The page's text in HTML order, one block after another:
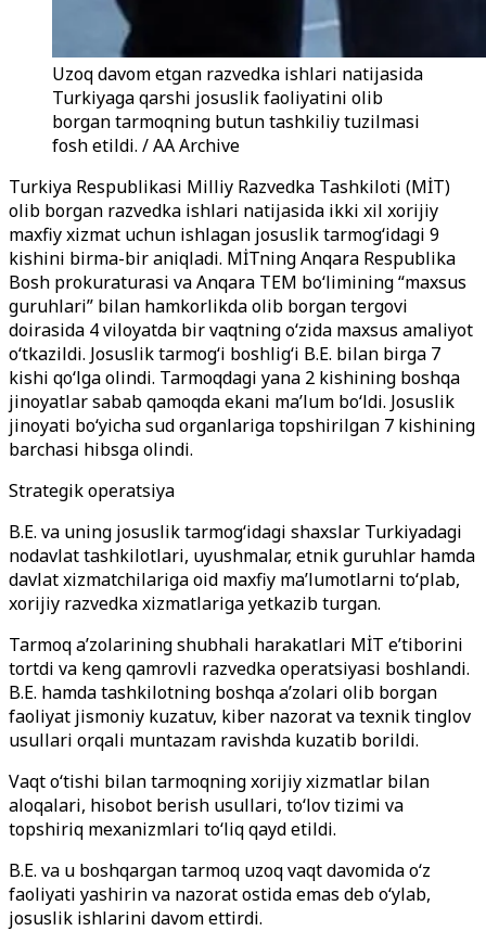
Uzoq davom etgan razvedka ishlari natijasida
Turkiyaga qarshi josuslik faoliyatini olib
borgan tarmoqning butun tashkiliy tuzilmasi
fosh etildi. / AA Archive
Turkiya Respublikasi Milliy Razvedka Tashkiloti (MİT)
olib borgan razvedka ishlari natijasida ikki xil xorijiy
maxfiy xizmat uchun ishlagan josuslik tarmog‘idagi 9
kishini birma-bir aniqladi. MİTning Anqara Respublika
Bosh prokuraturasi va Anqara TEM bo‘limining “maxsus
guruhlari” bilan hamkorlikda olib borgan tergovi
doirasida 4 viloyatda bir vaqtning o‘zida maxsus amaliyot
o‘tkazildi. Josuslik tarmog‘i boshlig‘i B.E. bilan birga 7
kishi qo‘lga olindi. Tarmoqdagi yana 2 kishining boshqa
jinoyatlar sabab qamoqda ekani ma’lum bo‘ldi. Josuslik
jinoyati bo‘yicha sud organlariga topshirilgan 7 kishining
barchasi hibsga olindi.
Strategik operatsiya
B.E. va uning josuslik tarmog‘idagi shaxslar Turkiyadagi
nodavlat tashkilotlari, uyushmalar, etnik guruhlar hamda
davlat xizmatchilariga oid maxfiy ma’lumotlarni to‘plab,
xorijiy razvedka xizmatlariga yetkazib turgan.
Tarmoq a’zolarining shubhali harakatlari MİT e’tiborini
tortdi va keng qamrovli razvedka operatsiyasi boshlandi.
B.E. hamda tashkilotning boshqa a’zolari olib borgan
faoliyat jismoniy kuzatuv, kiber nazorat va texnik tinglov
usullari orqali muntazam ravishda kuzatib borildi.
Vaqt o‘tishi bilan tarmoqning xorijiy xizmatlar bilan
aloqalari, hisobot berish usullari, to‘lov tizimi va
topshiriq mexanizmlari to‘liq qayd etildi.
B.E. va u boshqargan tarmoq uzoq vaqt davomida o‘z
faoliyati yashirin va nazorat ostida emas deb o‘ylab,
josuslik ishlarini davom ettirdi.